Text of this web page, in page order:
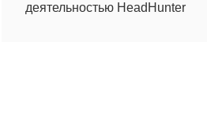
деятельностью HeadHunter